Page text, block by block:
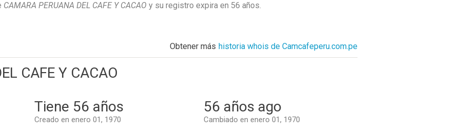
CAMARA PERUANA DEL CAFE Y CACAO y su registro expira en 56 años.
Obtener más historia whois de Camcafeperu.com.pe
CAFE Y CACAO
Tiene 56 años
Creado en enero 01, 1970
56 años ago
Cambiado en enero 01, 1970